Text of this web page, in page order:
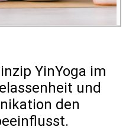
YinYoga im
und
den